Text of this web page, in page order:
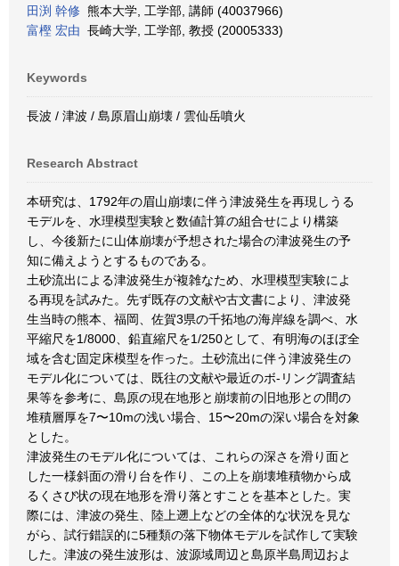
田渕 幹修 熊本大学, 工学部, 講師 (40037966)
富樫 宏由 長崎大学, 工学部, 教授 (20005333)
Keywords
長波 / 津波 / 島原眉山崩壊 / 雲仙岳噴火
Research Abstract
本研究は、1792年の眉山崩壊に伴う津波発生を再現しうる
モデルを、水理模型実験と数値計算の組合せにより構築
し、今後新たに山体崩壊が予想された場合の津波発生の予
知に備えようとするものである。
土砂流出による津波発生が複雑なため、水理模型実験によ
る再現を試みた。先ず既存の文献や古文書により、津波発
生当時の熊本、福岡、佐賀3県の千拓地の海岸線を調べ、水
平縮尺を1/8000、鉛直縮尺を1/250として、有明海のほぼ全
域を含む固定床模型を作った。土砂流出に伴う津波発生の
モデル化については、既往の文献や最近のボ-リング調査結
果等を参考に、島原の現在地形と崩壊前の旧地形との間の
堆積層厚を7〜10mの浅い場合、15〜20mの深い場合を対象
とした。
津波発生のモデル化については、これらの深さを滑り面と
した一様斜面の滑り台を作り、この上を崩壊堆積物から成
るくさび状の現在地形を滑り落とすことを基本とした。実
際には、津波の発生、陸上遡上などの全体的な状況を見な
がら、試行錯誤的に5種類の落下物体モデルを試作して実験
した。津波の発生波形は、波源域周辺と島原半島周辺およ